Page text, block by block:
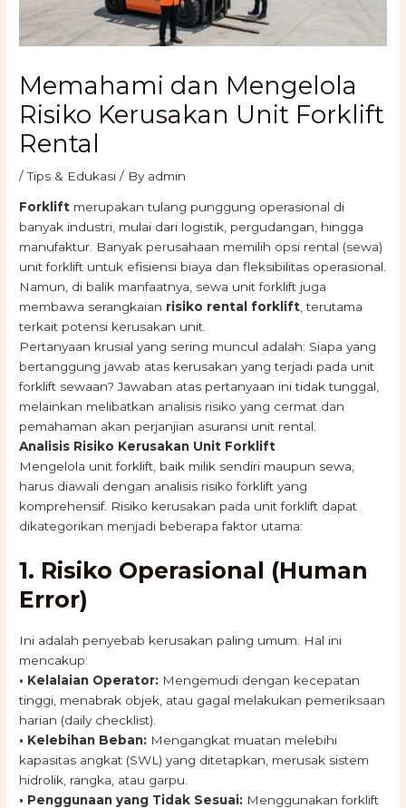
Memahami dan Mengelola
Risiko Kerusakan Unit Forklift
Rental
/Tips & Edukasi / By admin
Forklift merupakan tulang punggung operasional di
banyak industri, mulai dari logistik, pergudangan, hingga
manufaktur. Banyak perusahaan memilih opsi rental (sewa)
unit forklift untuk efisiensi biaya dan fleksibilitas operasional.
Namun, di balik manfaatnya, sewa unit forklift juga
membawa serangkaian risiko rental forklift, terutama
terkait potensi kerusakan unit.
Pertanyaan krusial yang sering muncul adalah: Siapa yang
bertanggung jawab atas kerusakan yang terjadi pada unit
forklift sewaan? Jawaban atas pertanyaan ini tidak tunggal,
melainkan melibatkan analisis risiko yang cermat dan
pemahaman akan perjanjian asuransi unit rental.
Analisis Risiko Kerusakan Unit Forklift
Mengelola unit forklift, baik milik sendiri maupun sewa,
harus diawali dengan analisis risiko forklift yang
komprehensif. Risiko kerusakan pada unit forklift dapat
dikategorikan menjadi beberapa faktor utama:
1. Risiko Operasional (Human
Error)
Ini adalah penyebab kerusakan paling umum. Hal ini
mencakup:
• Kelalaian Operator: Mengemudi dengan kecepatan
tinggi, menabrak objek, atau gagal melakukan pemeriksaan
harian (daily checklist).
• Kelebihan Beban: Mengangkat muatan melebihi
kapasitas angkat (SWL) yang ditetapkan, merusak sistem
hidrolik, rangka, atau garpu.
• Penggunaan yang Tidak Sesuai: Menggunakan forklift